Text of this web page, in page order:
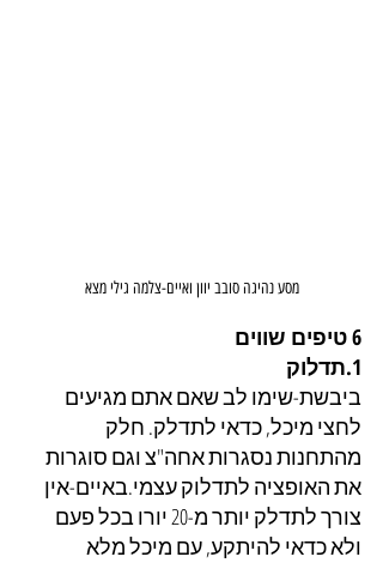
מסע נהיגה סובב יוון ואיים-צלמה גילי מצא
6 טיפים שווים
1.תדלוק
ביבשת-שימו לב שאם אתם מגיעים
לחצי מיכל, כדאי לתדלק. חלק
מהתחנות נסגרות אחה"צ וגם סוגרות
את האופציה לתדלוק עצמי.באיים-אין
צורך לתדלק יותר מ-20 יורו בכל פעם
ולא כדאי להיתקע, עם מיכל מלא